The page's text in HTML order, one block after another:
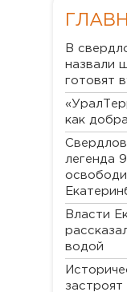
В
назвали
готовят
как
легенда
Власти
водой